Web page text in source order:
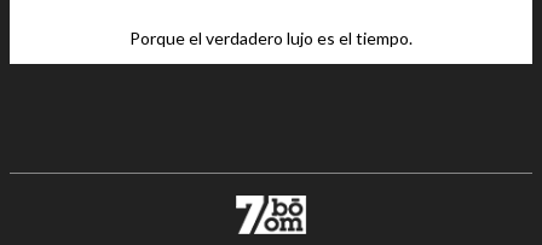
Porque el verdadero lujo es el tiempo.